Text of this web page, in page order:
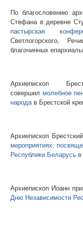
По благословению
Стефана в деревне
пастырская
Светлогорского,
благочинных
Архиепископ
совершил молебное
народав Брестской
Архиепископ
мероприятиях,
Республики Беларусь
Архиепископ Иоанн
Дню Независимости